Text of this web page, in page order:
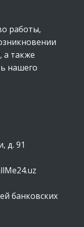
работы,
а также
нашего
д. 91
банковских